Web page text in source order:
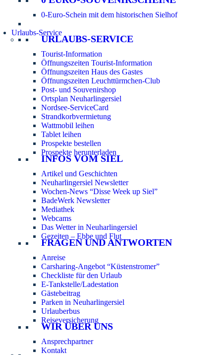
0-Euro-Schein mit dem historischen Sielhof
Urlaubs-Service
URLAUBS-SERVICE
Tourist-Information
Öffnungszeiten Tourist-Information
Öffnungszeiten Haus des Gastes
Öffnungszeiten Leuchttürmchen-Club
Post- und Souvenirshop
Ortsplan Neuharlingersiel
Nordsee-ServiceCard
Strandkorbvermietung
Wattmobil leihen
Tablet leihen
Prospekte bestellen
Prospekte herunterladen
INFOS VOM SIEL
Artikel und Geschichten
Neuharlingersiel Newsletter
Wochen-News “Disse Week up Siel”
BadeWerk Newsletter
Mediathek
Webcams
Das Wetter in Neuharlingersiel
Gezeiten – Ebbe und Flut
FRAGEN UND ANTWORTEN
Anreise
Carsharing-Angebot “Küstenstromer”
Checkliste für den Urlaub
E-Tankstelle/Ladestation
Gästebeitrag
Parken in Neuharlingersiel
Urlauberbus
Reiseversicherung
WIR ÜBER UNS
Ansprechpartner
Kontakt